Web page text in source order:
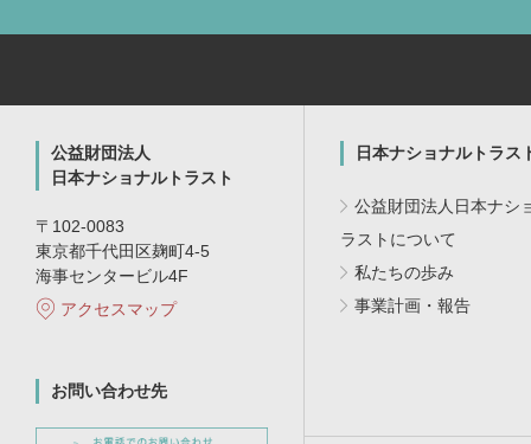
公益財団法人
日本ナショナルトラスト
〒102-0083
東京都千代田区麹町4-5
海事センタービル4F
アクセスマップ
お問い合わせ先
日本ナショナルトラス
公益財団法人日本ナシ
ラストについて
私たちの歩み
事業計画・報告